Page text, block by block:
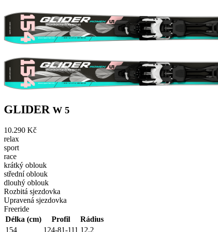
GLIDER W 5
10.290 Kč
relax
sport
race
krátký oblouk
střední oblouk
dlouhý oblouk
Rozbitá sjezdovka
Upravená sjezdovka
Freeride
Délka (cm)
Profil
Rádius
154
124-81-111 12,2